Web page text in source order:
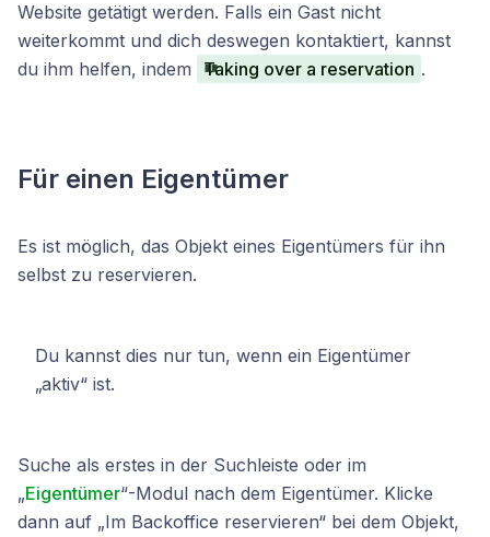
Website getätigt werden. Falls ein Gast nicht
weiterkommt und dich deswegen kontaktiert, kannst
du ihm helfen, indem
Taking over a reservation .
Für einen Eigentümer
Es ist möglich, das Objekt eines Eigentümers für ihn
selbst zu reservieren.
Du kannst dies nur tun, wenn ein Eigentümer
„aktiv“ ist.
Suche als erstes in der Suchleiste oder im
„Eigentümer“-Modul nach dem Eigentümer. Klicke
dann auf „Im Backoffice reservieren“ bei dem Objekt,